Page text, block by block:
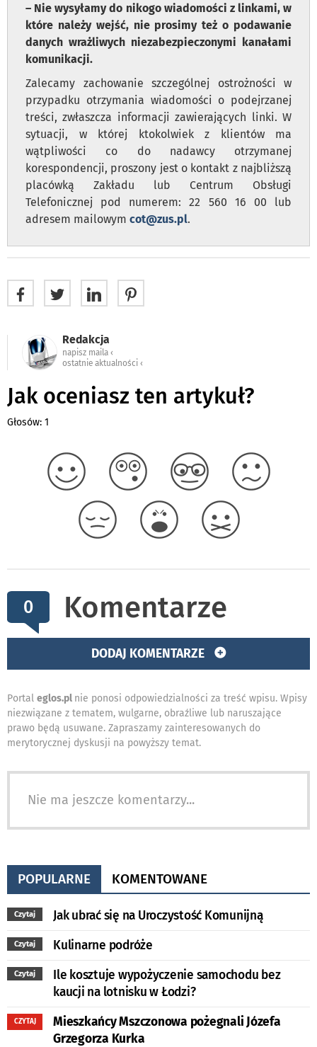
– Nie wysyłamy do nikogo wiadomości z linkami, w
które należy wejść, nie prosimy też o podawanie
danych wrażliwych niezabezpieczonymi kanałami
komunikacji.
Zalecamy zachowanie szczególnej ostrożności w
przypadku otrzymania wiadomości o podejrzanej
treści, zwłaszcza informacji zawierających linki. W
sytuacji, w której ktokolwiek z klientów ma
wątpliwości co do nadawcy otrzymanej
korespondencji, proszony jest o kontakt z najbliższą
placówką Zakładu lub Centrum Obsługi
Telefonicznej pod numerem: 22 560 16 00 lub
adresem mailowym cot@zus.pl.
Redakcja
napisz maila ‹
ostatnie aktualności ‹
Jak oceniasz ten artykuł?
Głosów: 1
0 Komentarze
DODAJ KOMENTARZE
Portal eglos.pl nie ponosi odpowiedzialności za treść wpisu. Wpisy
niezwiązane z tematem, wulgarne, obraźliwe lub naruszające
prawo będą usuwane. Zapraszamy zainteresowanych do
merytorycznej dyskusji na powyższy temat.
Nie ma jeszcze komentarzy...
POPULARNE KOMENTOWANE
Czytaj Jak ubrać się na Uroczystość Komunijną
Czytaj Kulinarne podróże
Czytaj
Ile kosztuje wypożyczenie samochodu bez
kaucji na lotnisku w Łodzi?
CZYTAJ
Mieszkańcy Mszczonowa pożegnali Józefa
Grzegorza Kurka